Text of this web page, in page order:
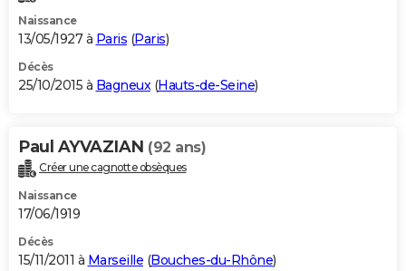
Naissance
13/05/1927 à Paris (Paris)
Décès
25/10/2015 à Bagneux(Hauts-de-Seine)
Paul AYVAZIAN (92 ans)
Créer une cagnotte obsèques
Naissance
17/06/1919
Décès
15/11/2011 à Marseille (Bouches-du-Rhône)